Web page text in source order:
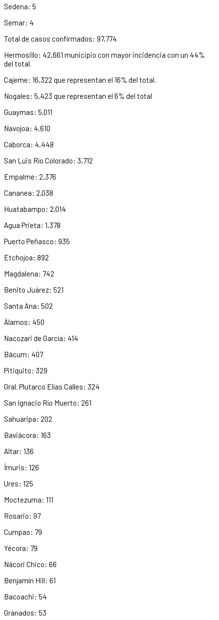
Sedena: 5
Semar: 4
Total de casos confirmados: 97,774
Hermosillo: 42,661 municipio con mayor incidencia con un 44%
del total.
Cajeme: 16,322 que representan el 16% del total.
Nogales: 5,423 que representan el 6% del total
Guaymas: 5,011
Navojoa: 4,610
Caborca: 4,448
San Luis Río Colorado: 3,712
Empalme: 2,376
Cananea: 2,038
Huatabampo: 2,014
Agua Prieta: 1,378
Puerto Peñasco: 935
Etchojoa: 892
Magdalena: 742
Benito Juárez: 521
Santa Ana: 502
Álamos: 450
Nacozari de García: 414
Bácum: 407
Pitiquito: 329
Gral. Plutarco Elías Calles: 324
San Ignacio Río Muerto: 261
Sahuaripa: 202
Baviácora: 163
Altar: 136
Ímuris: 126
Ures: 125
Moctezuma: 111
Rosario: 97
Cumpas: 79
Yécora: 79
Nácori Chico: 66
Benjamín Hill: 61
Bacoachi: 54
Granados: 53